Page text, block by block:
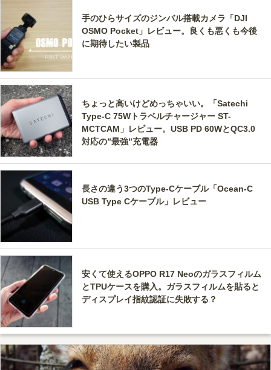
手のひらサイズのジンバル搭載カメラ「DJI
OSMO Pocket」レビュー。良くも悪くも今後
に期待したい製品
ちょっと高いけどめっちゃいい。「Satechi
Type-C 75Wトラベルチャージャー ST-
MCTCAM」レビュー。USB PD 60WとQC3.0
対応の”最強”充電器
長さの違う3つのType-Cケーブル「Ocean-C
USB Type Cケーブル」レビュー
安くて使えるOPPO R17 Neoのガラスフィルム
とTPUケースを購入。ガラスフィルムを貼ると
ディスプレイ指紋認証に失敗する？